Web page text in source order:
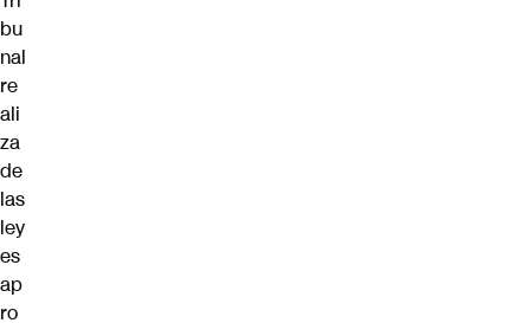
bu
nal
re
ali
za
de
las
ley
es
ap
ro